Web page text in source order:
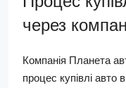
через
Компанія Планета
процес купівлі